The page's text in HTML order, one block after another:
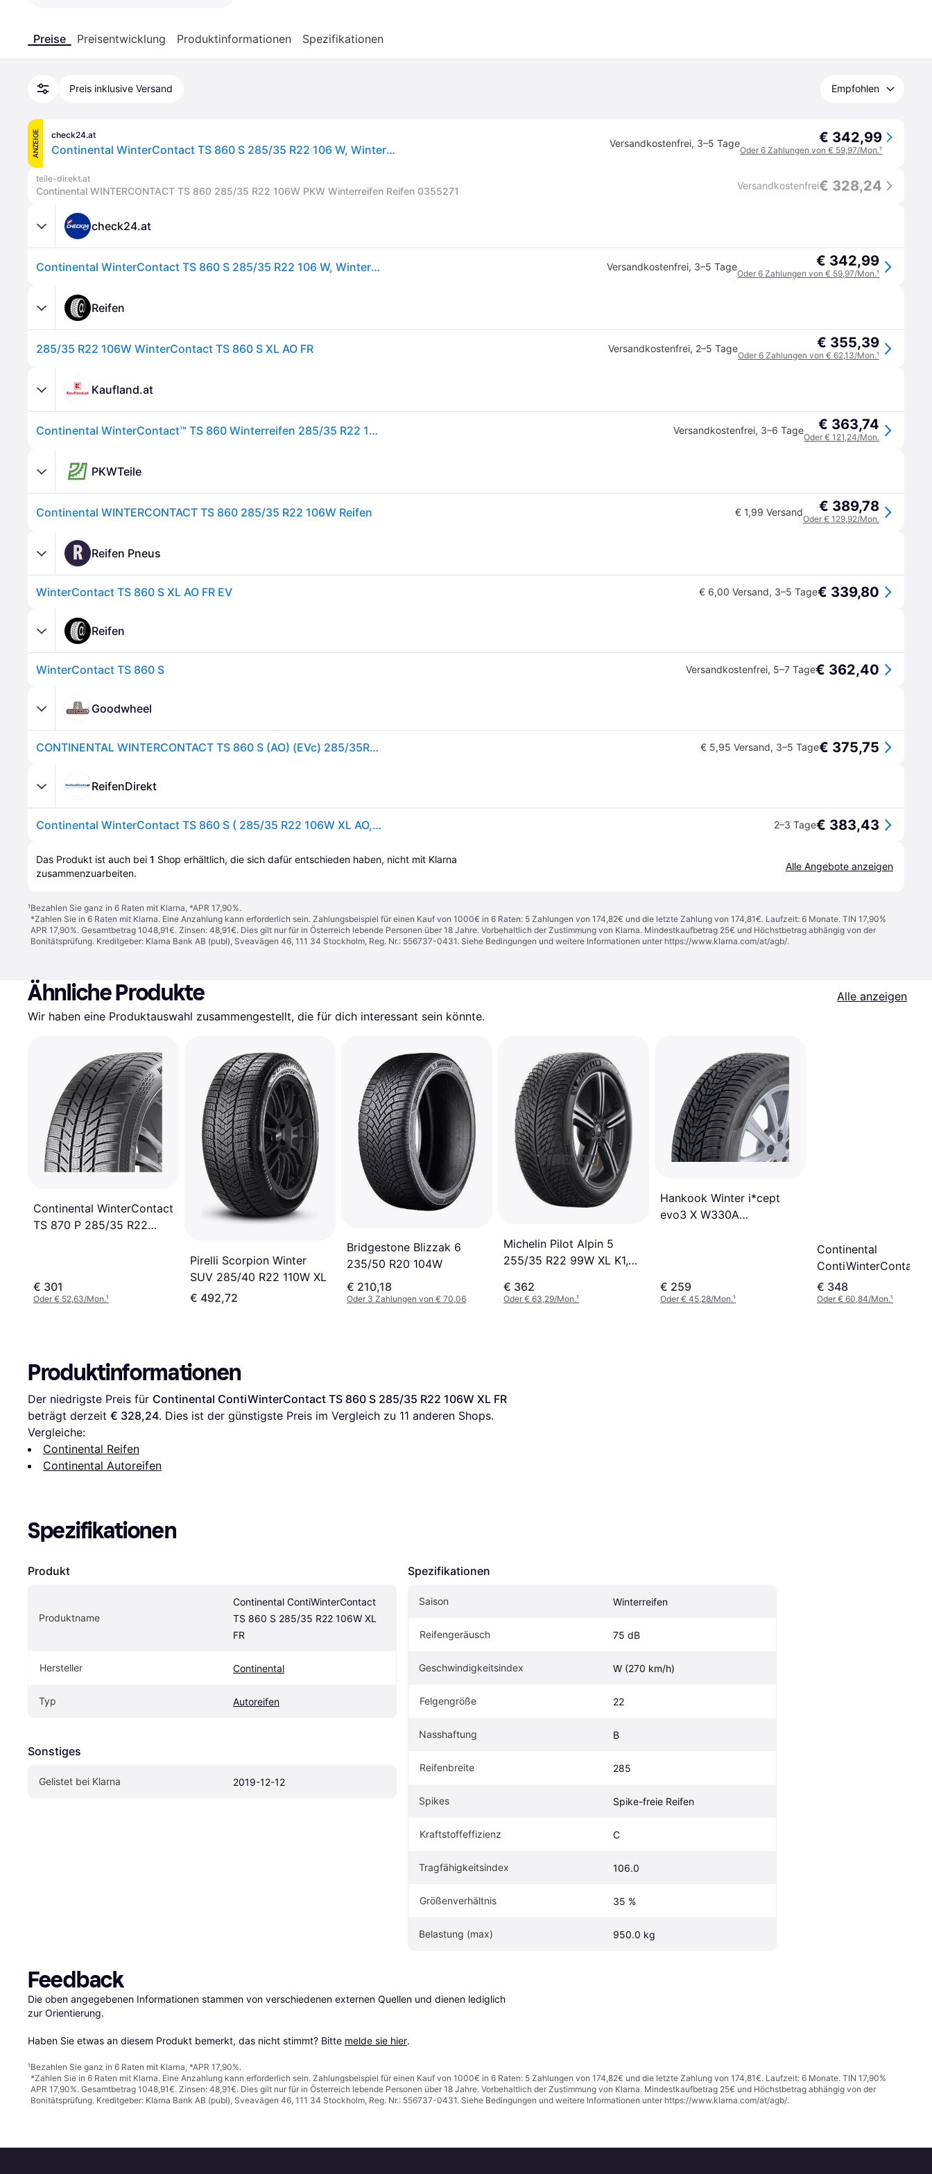
Preise Preisentwicklung Produktinformationen Spezifikationen
Preis inklusive Versand Empfohlen
ANZEIGE check24.at
Continental WinterContact TS 860 S 285/35 R22 106 W, Winterreifen Versandkostenfrei, 3–5 Tage € 342,99
Oder 6 Zahlungen von € 59,97/Mon.¹
teile-direkt.at
Continental WINTERCONTACT TS 860 285/35 R22 106W PKW Winterreifen Reifen 0355271 Versandkostenfrei€ 328,24
check24.at
Continental WinterContact TS 860 S 285/35 R22 106 W, Winterreifen Versandkostenfrei, 3–5 Tage € 342,99
Oder 6 Zahlungen von € 59,97/Mon.¹
Reifen
285/35 R22 106W WinterContact TS 860 S XL AO FR Versandkostenfrei, 2–5 Tage € 355,39
Oder 6 Zahlungen von € 62,13/Mon.¹
Kaufland.at
Continental WinterContact™ TS 860 Winterreifen 285/35 R22 106W XL Offroad M+S 3PMSF Reifen Versandkostenfrei, 3–6 Tage € 363,74
Oder € 121,24/Mon.
PKWTeile
Continental WINTERCONTACT TS 860 285/35 R22 106W Reifen € 1,99 Versand € 389,78
Oder € 129,92/Mon.
R Reifen Pneus
WinterContact TS 860 S XL AO FR EV € 6,00 Versand, 3–5 Tage€ 339,80
Reifen
WinterContact TS 860 S Versandkostenfrei, 5–7 Tage€ 362,40
Goodwheel
CONTINENTAL WINTERCONTACT TS 860 S (AO) (EVc) 285/35R22 106W (AO) (EVc) XL FR € 5,95 Versand, 3–5 Tage€ 375,75
ReifenDirekt
Continental WinterContact TS 860 S ( 285/35 R22 106W XL AO, EVc, mit Felgenrippe ) 2–3 Tage€ 383,43
Das Produkt ist auch bei 1 Shop erhältlich, die sich dafür entschieden haben, nicht mit Klarna
zusammenzuarbeiten.
Alle Angebote anzeigen
¹Bezahlen Sie ganz in 6 Raten mit Klarna, *APR 17,90%.
*Zahlen Sie in 6 Raten mit Klarna. Eine Anzahlung kann erforderlich sein. Zahlungsbeispiel für einen Kauf von 1000€ in 6 Raten: 5 Zahlungen von 174,82€ und die letzte Zahlung von 174,81€. Laufzeit: 6 Monate. TIN 17,90%
APR 17,90%. Gesamtbetrag 1048,91€. Zinsen: 48,91€. Dies gilt nur für in Österreich lebende Personen über 18 Jahre. Vorbehaltlich der Zustimmung von Klarna. Mindestkaufbetrag 25€ und Höchstbetrag abhängig von der
Bonitätsprüfung. Kreditgeber: Klarna Bank AB (publ), Sveavägen 46, 111 34 Stockholm, Reg. Nr.: 556737-0431. Siehe Bedingungen und weitere Informationen unter https://www.klarna.com/at/agb/.
Ähnliche Produkte
Alle anzeigen
Wir haben eine Produktauswahl zusammengestellt, die für dich interessant sein könnte.
Continental WinterContact
TS 870 P 285/35 R22
€ 301
Oder € 52,63/Mon.¹
Pirelli Scorpion Winter
SUV 285/40 R22 110W XL
€ 492,72
Bridgestone Blizzak 6
235/50 R20 104W
€ 210,18
Oder 3 Zahlungen von € 70,06
Michelin Pilot Alpin 5
255/35 R22 99W XL K1,
€ 362
Oder € 63,29/Mon.¹
Hankook Winter i*cept
evo3 X W330A
€ 259
Oder € 45,28/Mon.¹
Continental
ContiWinterContact
860 S 285/30 R22
XL
€ 348
Oder € 60,84/Mon.¹
Produktinformationen
Der niedrigste Preis für Continental ContiWinterContact TS 860 S 285/35 R22 106W XL FR
beträgt derzeit € 328,24. Dies ist der günstigste Preis im Vergleich zu 11 anderen Shops.
Vergleiche:
Continental Reifen
Continental Autoreifen
Spezifikationen
Produkt
Produktname
Continental ContiWinterContact
TS 860 S 285/35 R22 106W XL
FR
Hersteller Continental
Typ Autoreifen
Sonstiges
Gelistet bei Klarna 2019-12-12
Spezifikationen
Saison Winterreifen
Reifengeräusch 75 dB
Geschwindigkeitsindex W (270 km/h)
Felgengröße 22
Nasshaftung B
Reifenbreite 285
Spikes Spike-freie Reifen
Kraftstoffeffizienz C
Tragfähigkeitsindex 106.0
Größenverhältnis 35 %
Belastung (max) 950.0 kg
Feedback
Die oben angegebenen Informationen stammen von verschiedenen externen Quellen und dienen lediglich
zur Orientierung.
Haben Sie etwas an diesem Produkt bemerkt, das nicht stimmt? Bitte melde sie hier.
¹Bezahlen Sie ganz in 6 Raten mit Klarna, *APR 17,90%.
*Zahlen Sie in 6 Raten mit Klarna. Eine Anzahlung kann erforderlich sein. Zahlungsbeispiel für einen Kauf von 1000€ in 6 Raten: 5 Zahlungen von 174,82€ und die letzte Zahlung von 174,81€. Laufzeit: 6 Monate. TIN 17,90%
APR 17,90%. Gesamtbetrag 1048,91€. Zinsen: 48,91€. Dies gilt nur für in Österreich lebende Personen über 18 Jahre. Vorbehaltlich der Zustimmung von Klarna. Mindestkaufbetrag 25€ und Höchstbetrag abhängig von der
Bonitätsprüfung. Kreditgeber: Klarna Bank AB (publ), Sveavägen 46, 111 34 Stockholm, Reg. Nr.: 556737-0431. Siehe Bedingungen und weitere Informationen unter https://www.klarna.com/at/agb/.